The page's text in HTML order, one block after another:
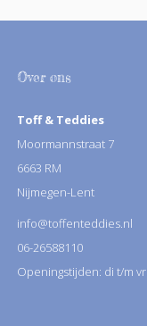
Over ons
Toff & Teddies
Moormannstraat 7
6663 RM
Nijmegen-Lent
info@toffenteddies.nl
06-26588110
Openingstijden: di t/m